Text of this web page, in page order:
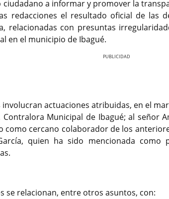
ciudadano a informar y promover la
redacciones el resultado oficial de las
relacionadas con presuntas
en el municipio de Ibagué.
actuaciones atribuidas, en el
Municipal de Ibagué; al señor
como cercano colaborador de los
quien ha sido mencionada como
se relacionan, entre otros asuntos, con: